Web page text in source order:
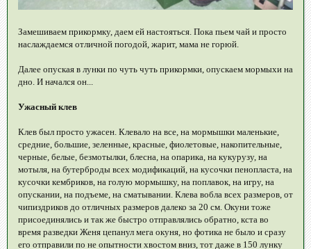
Замешиваем прикормку, даем ей настояться. Пока пьем чай и просто
наслаждаемся отличной погодой, жарит, мама не горюй.
Далее опуская в лунки по чуть чуть прикормки, опускаем мормыхи на
дно. И начался он...
Ужасный клев
Клев был просто ужасен. Клевало на все, на мормышки маленькие,
средние, большие, зеленные, красные, фиолетовые, накопительные,
черные, белые, безмотылки, блесна, на опарика, на кукурузу, на
мотыля, на бутерброды всех модификаций, на кусочки пенопласта, на
кусочки кембриков, на голую мормышку, на поплавок, на игру, на
опускании, на подъеме, на сматывании. Клева вобла всех размеров, от
чипиздриков до отличных размеров далеко за 20 см. Окуни тоже
присоединялись и так же быстро отправлялись обратно, кста во
время разведки Женя цепанул мега окуня, но фотика не было и сразу
его отправили по не опытности хвостом вниз, тот даже в 150 лунку